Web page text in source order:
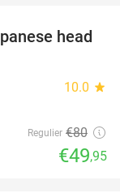
38%
head
10.0 star
Regulier €80
€49,95